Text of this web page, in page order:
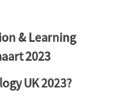
& Learning
2023
UK 2023?